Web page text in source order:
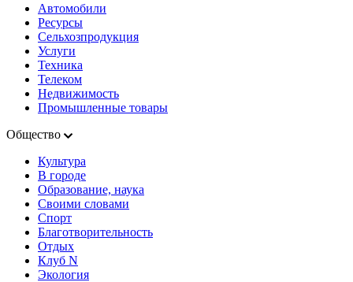
Автомобили
Ресурсы
Сельхозпродукция
Услуги
Техника
Телеком
Недвижимость
Промышленные товары
Общество
Культура
В городе
Образование, наука
Своими словами
Спорт
Благотворительность
Отдых
Клуб N
Экология